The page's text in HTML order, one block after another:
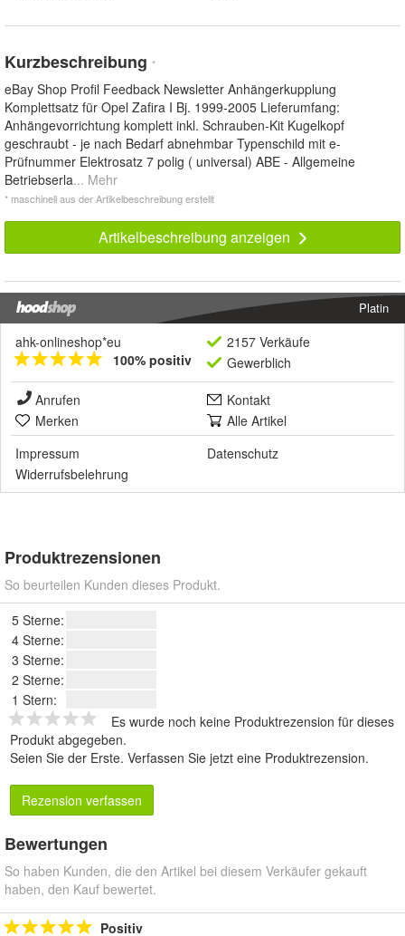
Kurzbeschreibung *
eBay Shop Profil Feedback Newsletter Anhängerkupplung
Komplettsatz für Opel Zafira I Bj. 1999-2005 Lieferumfang:
Anhängevorrichtung komplett inkl. Schrauben-Kit Kugelkopf
geschraubt - je nach Bedarf abnehmbar Typenschild mit e-
Prüfnummer Elektrosatz 7 polig ( universal) ABE - Allgemeine
Betriebserla... Mehr
* maschinell aus der Artikelbeschreibung erstellt
Artikelbeschreibung anzeigen
Platin
ahk-onlineshop*eu
100% positiv
2157 Verkäufe
Gewerblich
Anrufen
Kontakt
Merken
Alle Artikel
Impressum
Datenschutz
Widerrufsbelehrung
Produktrezensionen
So beurteilen Kunden dieses Produkt.
5 Sterne:
4 Sterne:
3 Sterne:
2 Sterne:
1 Stern:
Es wurde noch keine Produktrezension für dieses
Produkt abgegeben.
Seien Sie der Erste. Verfassen Sie jetzt eine Produktrezension.
Rezension verfassen
Bewertungen
So haben Kunden, die den Artikel bei diesem Verkäufer gekauft
haben, den Kauf bewertet.
Positiv